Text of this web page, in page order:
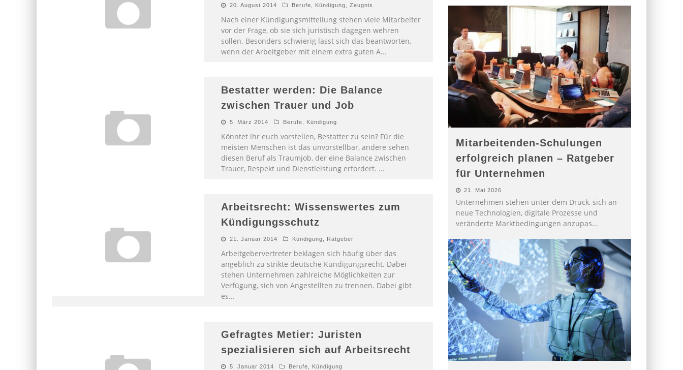
20. August 2014 Berufe Kündigung Zeugnis
Nach einer Kündigungsmitteilung stehen viele Mitarbeiter
vor der Frage, ob sie sich juristisch dagegen wehren
sollen. Besonders schwierig lässt sich das beantworten,
wenn der Arbeitgeber mit einem extra guten A...
Bestatter werden: Die Balance
zwischen Trauer und Job
5. März 2014 Berufe Kündigung
Könntet ihr euch vorstellen, Bestatter zu sein? Für die
meisten Menschen ist das unvorstellbar, andere sehen
diesen Beruf als Traumjob, der eine Balance zwischen
Trauer, Respekt und Dienstleistung erfordert. ...
Arbeitsrecht: Wissenswertes zum
Kündigungsschutz
21. Januar 2014 Kündigung Ratgeber
Arbeitgebervertreter beklagen sich häufig über das
angeblich zu strikte deutsche Kündigungsrecht. Dabei
stehen Unternehmen zahlreiche Möglichkeiten zur
Verfügung, sich von Angestellten zu trennen. Dabei gibt
es...
Gefragtes Metier: Juristen
spezialisieren sich auf Arbeitsrecht
5. Januar 2014 Berufe Kündigung
Mitarbeitenden-Schulungen
erfolgreich planen – Ratgeber
für Unternehmen
21. Mai 2026
Unternehmen stehen unter dem Druck, sich an
neue Technologien, digitale Prozesse und
veränderte Marktbedingungen anzupas...